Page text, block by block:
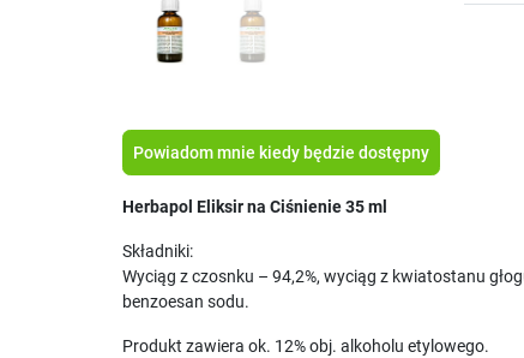
Powiadom mnie kiedy będzie dostępny
Herbapol Eliksir na Ciśnienie 35 ml
Składniki:
Wyciąg z czosnku – 94,2%, wyciąg z kwiatostanu
benzoesan sodu.
Produkt zawiera ok. 12% obj. alkoholu etylowego.